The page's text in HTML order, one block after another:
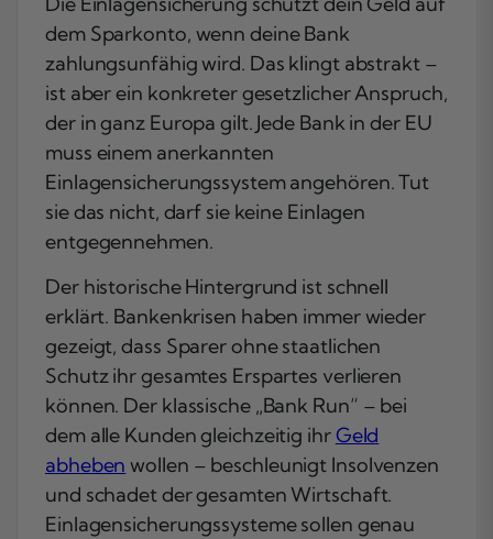
dem Sparkonto, wenn deine Bank
zahlungsunfähig wird. Das klingt abstrakt –
ist aber ein konkreter gesetzlicher Anspruch,
der in ganz Europa gilt. Jede Bank in der EU
muss einem anerkannten
Einlagensicherungssystem angehören. Tut
sie das nicht, darf sie keine Einlagen
entgegennehmen.
Der historische Hintergrund ist schnell
erklärt. Bankenkrisen haben immer wieder
gezeigt, dass Sparer ohne staatlichen
Schutz ihr gesamtes Erspartes verlieren
können. Der klassische „Bank Run“ – bei
dem alle Kunden gleichzeitig ihrGeld
abheben wollen – beschleunigt Insolvenzen
und schadet der gesamten Wirtschaft.
Einlagensicherungssysteme sollen genau